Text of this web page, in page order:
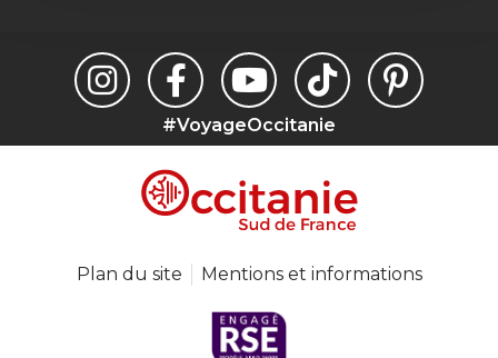
#VoyageOccitanie
Plan du site Mentions et informations